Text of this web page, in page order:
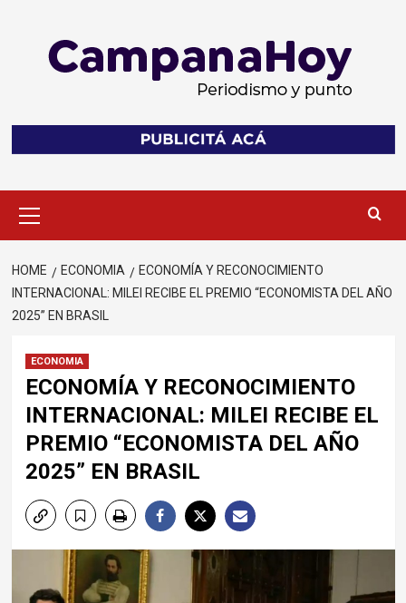
Menu
HOME ECONOMIA
ECONOMÍA Y RECONOCIMIENTO
INTERNACIONAL: MILEI RECIBE EL PREMIO “ECONOMISTA DEL AÑO
2025” EN BRASIL
ECONOMIA
ECONOMÍA Y RECONOCIMIENTO
INTERNACIONAL: MILEI RECIBE EL
PREMIO “ECONOMISTA DEL AÑO
2025” EN BRASIL